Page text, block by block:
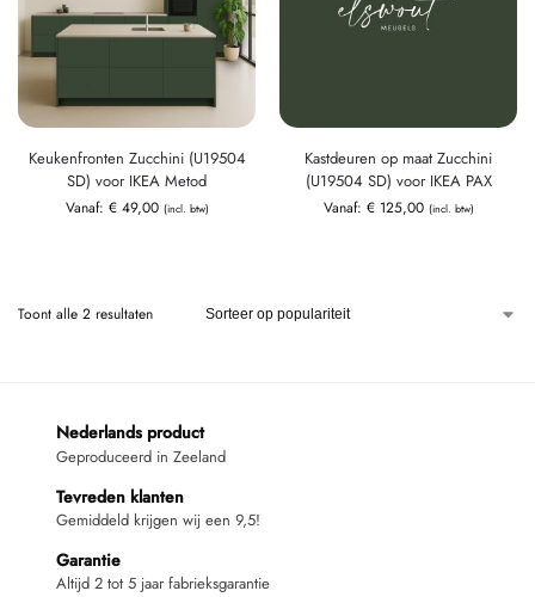
Keukenfronten Zucchini (U19504
SD) voor IKEA Metod
Vanaf: €49,00 (incl. btw)
Kastdeuren op maat Zucchini
(U19504 SD) voor IKEA PAX
Vanaf: €125,00 (incl. btw)
Toont alle 2 resultaten
Nederlands product
Geproduceerd in Zeeland
Tevreden klanten
Gemiddeld krijgen wij een 9,5!
Garantie
Altijd 2 tot 5 jaar fabrieksgarantie